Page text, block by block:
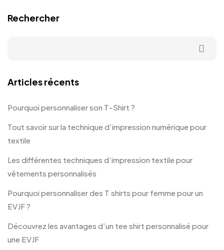
Rechercher
Articles récents
Pourquoi personnaliser son T-Shirt ?
Tout savoir sur la technique d’impression numérique pour
textile
Les différentes techniques d’impression textile pour
vêtements personnalisés
Pourquoi personnaliser des T shirts pour femme pour un
EVJF ?
Découvrez les avantages d’un tee shirt personnalisé pour
une EVJF